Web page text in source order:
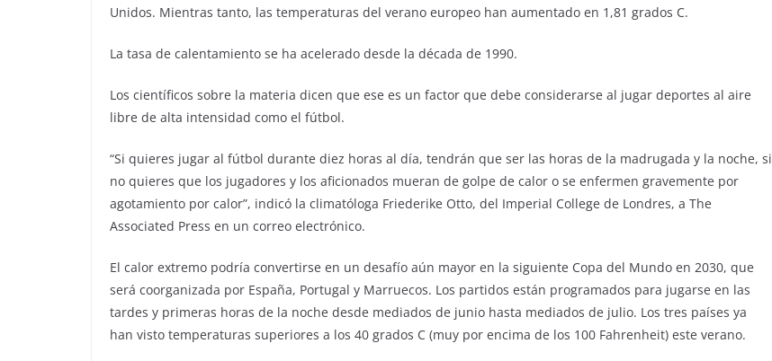
Unidos. Mientras tanto, las temperaturas del verano europeo han aumentado en 1,81 grados C.
La tasa de calentamiento se ha acelerado desde la década de 1990.
Los científicos sobre la materia dicen que ese es un factor que debe considerarse al jugar deportes al aire
libre de alta intensidad como el fútbol.
“Si quieres jugar al fútbol durante diez horas al día, tendrán que ser las horas de la madrugada y la noche, si
no quieres que los jugadores y los aficionados mueran de golpe de calor o se enfermen gravemente por
agotamiento por calor”, indicó la climatóloga Friederike Otto, del Imperial College de Londres, a The
Associated Press en un correo electrónico.
El calor extremo podría convertirse en un desafío aún mayor en la siguiente Copa del Mundo en 2030, que
será coorganizada por España, Portugal y Marruecos. Los partidos están programados para jugarse en las
tardes y primeras horas de la noche desde mediados de junio hasta mediados de julio. Los tres países ya
han visto temperaturas superiores a los 40 grados C (muy por encima de los 100 Fahrenheit) este verano.